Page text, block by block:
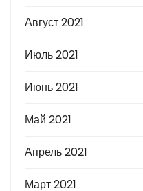
Август 2021
Июль 2021
Июнь 2021
Май 2021
Апрель 2021
Март 2021